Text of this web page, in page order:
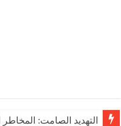
التهديد الصامت: المخاطر